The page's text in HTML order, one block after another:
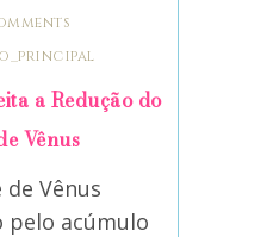
a Redução do
Vênus
Vênus
pelo acúmulo